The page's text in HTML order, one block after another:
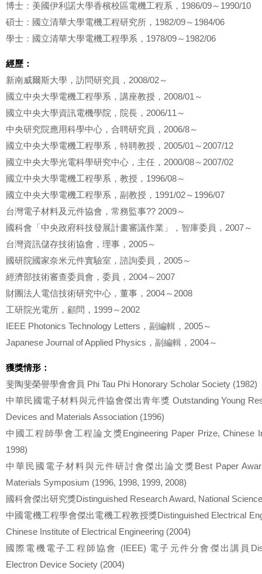
博士：美國伊利諾大學香檳校區電機工程系，1986/09～1990/10
碩士：國立清華大學電機工程研究所，1982/09～1984/06
學士：國立清華大學電機工程學系，1978/09～1982/06
經歷：
新南威爾斯大學，訪問研究員，2008/02～
國立中央大學電機工程學系，講座教授，2008/01～
國立中央大學資訊電機學院，院長，2006/11～
中央研究院應用科學中心，合聘研究員，2006/8～
國立中央大學電機工程學系，特聘教授，2005/01～2007/12
國立中央大學光電科學研究中心，主任，2000/08～2007/02
國立中央大學電機工程學系，教授，1996/08～
國立中央大學電機工程學系，副教授，1991/02～1996/07
台灣電子材料及元件協會，常務監事?? 2009～
國科會「中央政府科技發展計畫審議作業」，智庫委員，2007～
台灣資訊儲存技術協會，理事，2005～
國研院國家奈米元件實驗室，諮詢委員，2005～
經濟部技術審查委員會，委員，2004～2007
財團法人電信技術研究中心，董事，2004～2008
工研院光電所，顧問，1999～2002
IEEE Photonics Technology Letters，副編輯，2005～
Japanese Journal of Applied Physics，副編輯，2004～
獲獎情形：
斐陶斐榮譽學會會員 Phi Tau Phi Honorary Scholar Society (1982)
中華民國電子材料與元件協會傑出青年獎 Outstanding Young
Devices and Materials Association (1996)
中國工程師學會工程論文獎Engineering Paper Prize, Chinese
1998)
中華民國電子材料與元件研討會傑出論文獎Best Paper
Materials Symposium (1996, 1998, 1999, 2008)
國科會傑出研究獎Distinguished Research Award, National
中國電機工程學會傑出電機工程教授獎Distinguished Electrical
Chinese Institute of Electrical Engineering (2004)
國際電機電子工程師協會 (IEEE) 電子元件分會傑出講員
Electron Device Society (2004)